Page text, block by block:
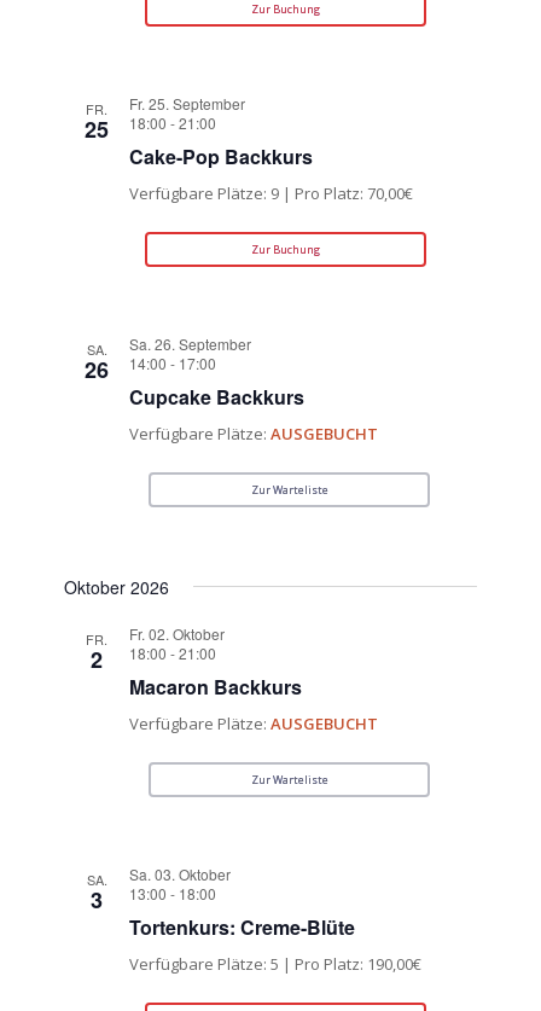
Zur Buchung
FR.
25
Fr. 25. September
18:00 -21:00
Cake-Pop Backkurs
Verfügbare Plätze: 9 | Pro Platz: 70,00€
Zur Buchung
SA.
26
Sa. 26. September
14:00 - 17:00
Cupcake Backkurs
Verfügbare Plätze:AUSGEBUCHT
Zur Warteliste
Oktober 2026
FR.
2
Fr. 02. Oktober
18:00 -21:00
Macaron Backkurs
Verfügbare Plätze:AUSGEBUCHT
Zur Warteliste
SA.
3
Sa. 03. Oktober
13:00 - 18:00
Tortenkurs: Creme-Blüte
Verfügbare Plätze: 5 | Pro Platz: 190,00€